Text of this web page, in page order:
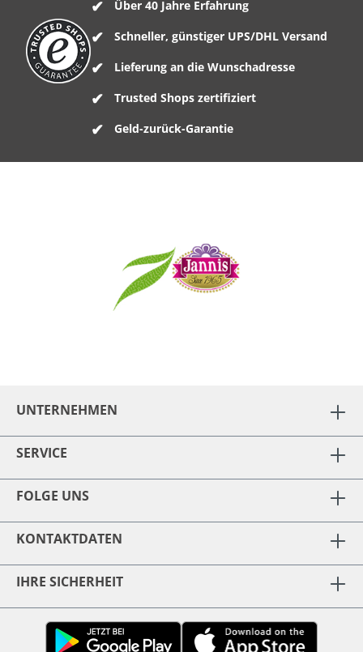
Über 40 Jahre Erfahrung
Schneller, günstiger UPS/DHL Versand
Lieferung an die Wunschadresse
Trusted Shops zertifiziert
Geld-zurück-Garantie
UNTERNEHMEN
SERVICE
FOLGE UNS
KONTAKTDATEN
IHRE SICHERHEIT